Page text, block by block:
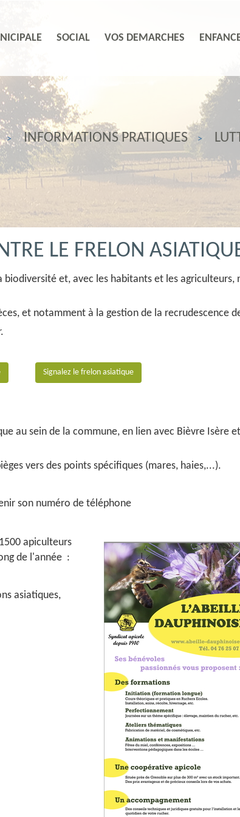
SOCIAL VOS DEMARCHES
INFORMATIONS PRATIQUES
LE FRELON
et, avec les habitants et les
et notamment à la gestion de la recrudescence
Signalez le frelon asiatique
au sein de la commune, en lien avec Bièvre Isère
vers des points spécifiques (mares, haies,...).
son numéro de téléphone
apiculteurs
de l'année :
asiatiques,